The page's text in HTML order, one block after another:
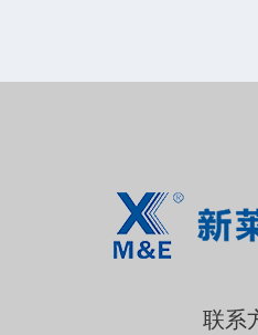
联系